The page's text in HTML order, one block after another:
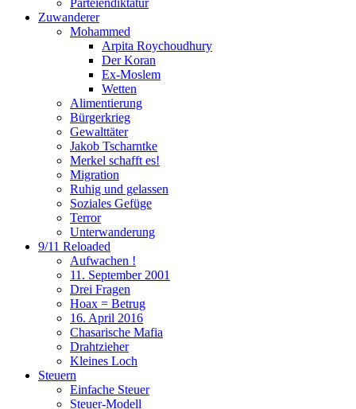
Parteiendiktatur
Zuwanderer
Mohammed
Arpita Roychoudhury
Der Koran
Ex-Moslem
Wetten
Alimentierung
Bürgerkrieg
Gewalttäter
Jakob Tscharntke
Merkel schafft es!
Migration
Ruhig und gelassen
Soziales Gefüge
Terror
Unterwanderung
9/11 Reloaded
Aufwachen !
11. September 2001
Drei Fragen
Hoax = Betrug
16. April 2016
Chasarische Mafia
Drahtzieher
Kleines Loch
Steuern
Einfache Steuer
Steuer-Modell